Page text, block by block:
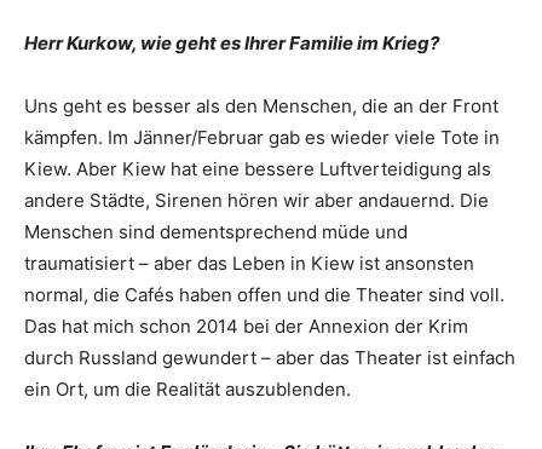
Herr Kurkow, wie geht es Ihrer Familie im Krieg?
Uns geht es besser als den Menschen, die an der Front
kämpfen. Im Jänner/Februar gab es wieder viele Tote in
Kiew. Aber Kiew hat eine bessere Luftverteidigung als
andere Städte, Sirenen hören wir aber andauernd. Die
Menschen sind dementsprechend müde und
traumatisiert – aber das Leben in Kiew ist ansonsten
normal, die Cafés haben offen und die Theater sind voll.
Das hat mich schon 2014 bei der Annexion der Krim
durch Russland gewundert – aber das Theater ist einfach
ein Ort, um die Realität auszublenden.